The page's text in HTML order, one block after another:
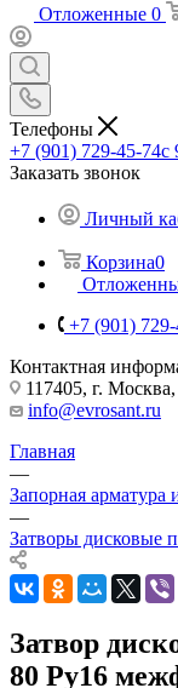
Отложенные 0
Телефоны
+7 (901) 729-45-74c
Заказать звонок
Личный
Корзина0
+7 (901)
Контактная
117405, г.
info@evrosant.ru
Главная
—
Запорная арматура
—
Затворы дисковые
Затвор
80 Ру16